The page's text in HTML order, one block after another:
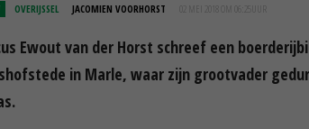
OVERIJSSEL JACOMIEN VOORHORST 02 MEI 2018 OM 06:25
Ewout van der Horst schreef een
in Marle, waar zijn grootvader